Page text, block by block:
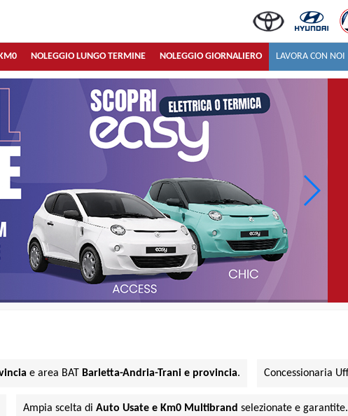
NOLEGGIO LUNGO TERMINE NOLEGGIO GIORNALIERO LAVORA CON NOI
e area BAT Barletta-Andria-Trani e provincia. Concessionaria
Ampia scelta di Auto Usate e Km0 Multibrand selezionate e garantite.